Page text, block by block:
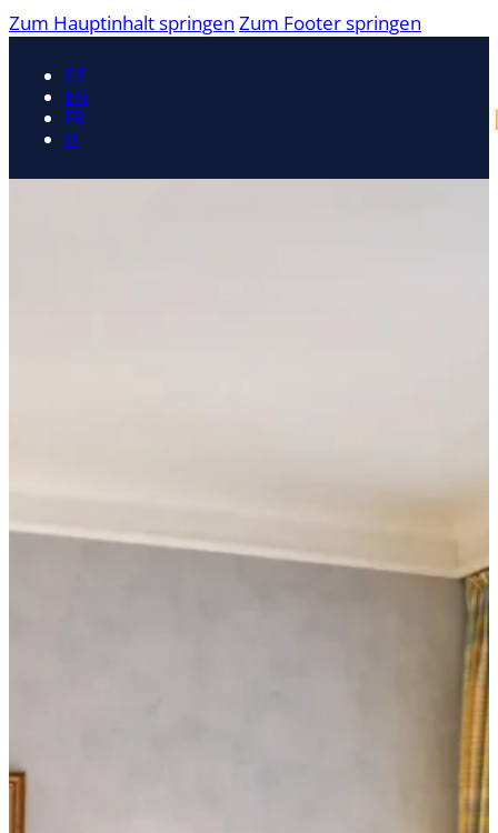
Zum Hauptinhalt springen Zum Footer springen
DE
EN
FR
IT